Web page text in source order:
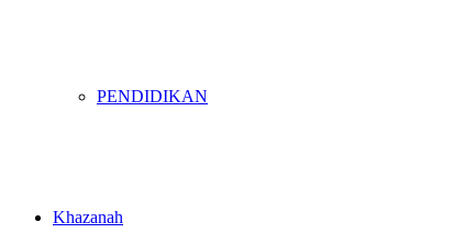
PENDIDIKAN
Khazanah